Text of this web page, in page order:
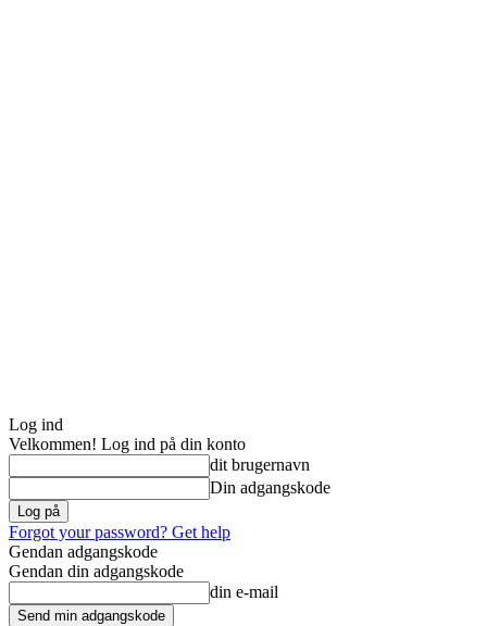
Log ind
Velkommen! Log ind på din konto
dit brugernavn
Din adgangskode
Forgot your password? Get help
Gendan adgangskode
Gendan din adgangskode
din e-mail